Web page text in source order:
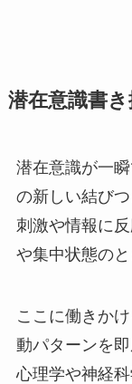
潜在意識書
潜在意識が一
の新しい結び
刺激や情報に
や集中状態の
ここに働きか
動パターンを
心理学や神経